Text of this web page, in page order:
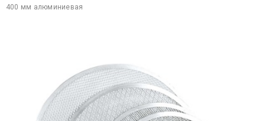
400 мм алюминиевая